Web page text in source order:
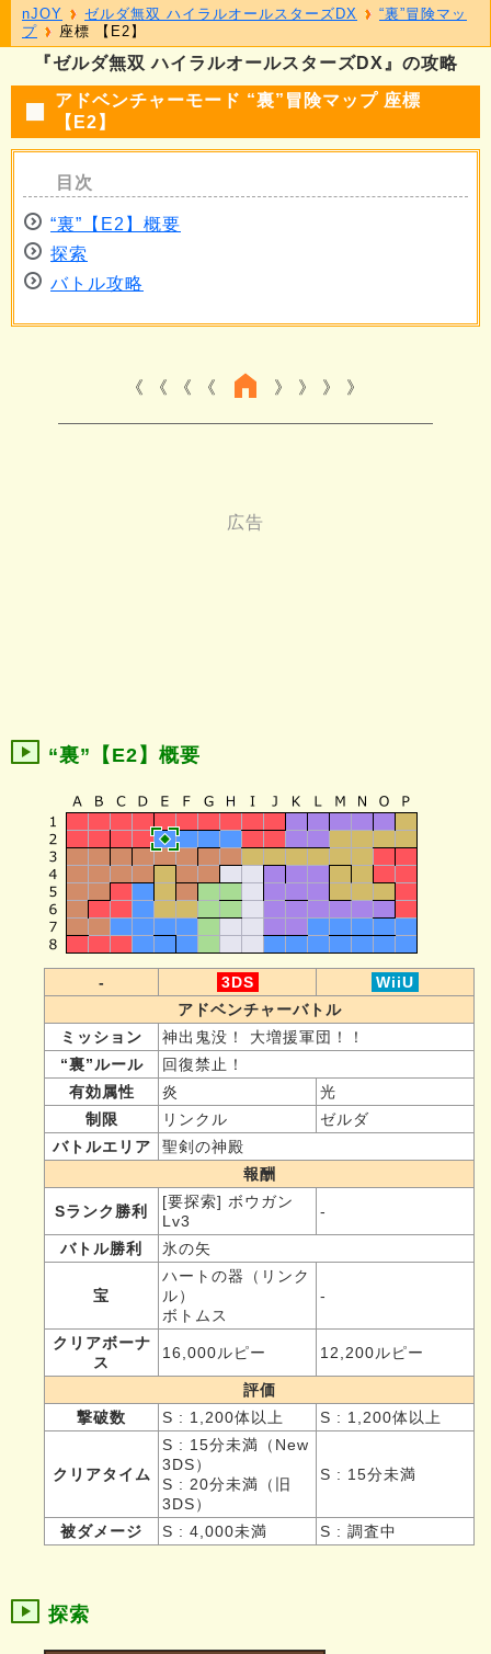
『ゼルダ無双 ハイラルオールスターズDX』の攻略
アドベンチャーモード “裏”冒険マップ 座標
【E2】
“裏”【E2】概要
探索
バトル攻略
《 《 《 》 》 》
“裏”【E2】概要
- 3DS
WiiU
アドベンチャーバトル
ミッション
神出鬼没！ 大増援軍団！！
“裏”ルール
回復禁止！
有効属性
炎
光
制限
リンクル
ゼルダ
バトルエリア
聖剣の神殿
報酬
Sランク勝利
[要探索] ボウガン
Lv3
-
バトル勝利 氷の矢
宝
ハートの器（リンク
ル）
ボトムス
-
クリアボーナ
ス
16,000ルピー 12,200ルピー
評価
撃破数
S : 1,200体以上 S : 1,200体以上
クリアタイム
S : 15分未満（New
3DS）
S : 20分未満（旧
3DS）
S : 15分未満
被ダメージ S : 4,000未満 S : 調査中
探索
nJOY ゼルダ無双 ハイラルオールスターズDX
“裏”冒険マッ
プ
座標 【E2】